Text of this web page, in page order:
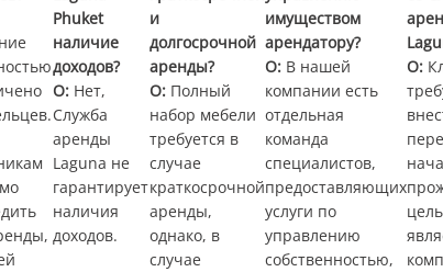
Phuket
наличие
доходов?
О:Нет,
Служба
аренды
Laguna не
гарантирует
наличия
доходов.
и
долгосрочной
аренды?
О:Полный
набор мебели
требуется в
случае
краткосрочной
аренды,
однако, в
случае
имуществом
арендатору?
О:В нашей
компании есть
отдельная
команда
специалистов,
предоставляющих
услуги по
управлению
собственностью,
О: